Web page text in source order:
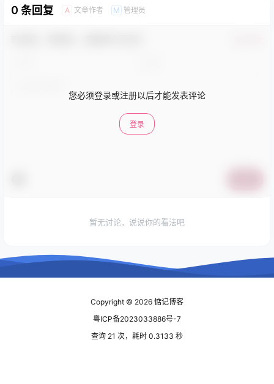
0 条回复 A 文章作者 M 管理员
您必须登录或注册以后才能发表评论
登录
暂无讨论，说说你的看法吧
Copyright © 2026 惦记博客
粤ICP备2023033886号-7
查询 21 次，耗时 0.3133 秒